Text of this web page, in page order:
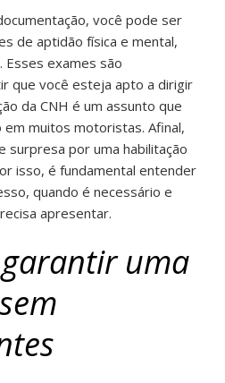
você pode ser
de aptidão física e mental,
Esses exames são
que você esteja apto a dirigir
da CNH é um assunto que
muitos motoristas. Afinal,
surpresa por uma habilitação
isso, é fundamental entender
quando é necessário e
apresentar.
uma